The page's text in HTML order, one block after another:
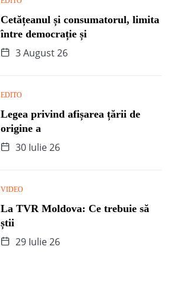
Cetățeanul și consumatorul, limita
între democrație și
3 August 26
EDITO
Legea privind afișarea țării de
origine a
30 Iulie 26
VIDEO
La TVR Moldova: Ce trebuie să
știi
29 Iulie 26